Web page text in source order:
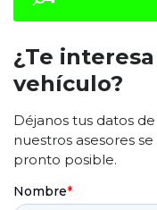
¿Te
vehículo?
Déjanos tus datos
nuestros asesores
pronto posible.